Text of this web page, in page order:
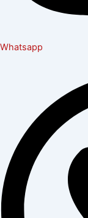
Whatsapp